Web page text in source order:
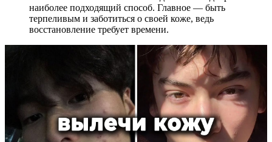
наиболее подходящий способ. Главное — быть
терпеливым и заботиться о своей коже, ведь
восстановление требует времени.